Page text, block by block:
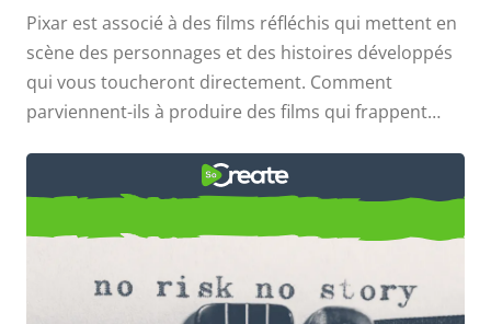
Pixar est associé à des films réfléchis qui mettent en
scène des personnages et des histoires développés
qui vous toucheront directement. Comment
parviennent-ils à produire des films qui frappent
Coats, ancienne artiste de story-board de Pixar, a
tweeté un ensemble de règles de narration qu'elle a
apprises en travaillant chez Pixar. Ces règles sont
conte de Pixar"...
Qu'est-ce qui fait une bonne